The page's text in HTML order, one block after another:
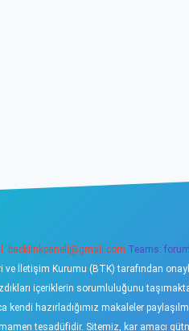
backlinkpaneli@gmail.com Teams:
İletişim Kurumu (BTK) tarafından
içeriklerin sorumluluğunu
kendi hazırladığımız makaleler
tesadüfidir. Sitemiz, kar amacı